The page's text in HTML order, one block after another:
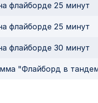
флайборде 25 минут
флайборде 25 минут
флайборде 30 минут
"Флайборд в